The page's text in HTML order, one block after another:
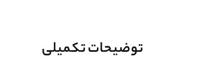
توضیحات تکمیلی